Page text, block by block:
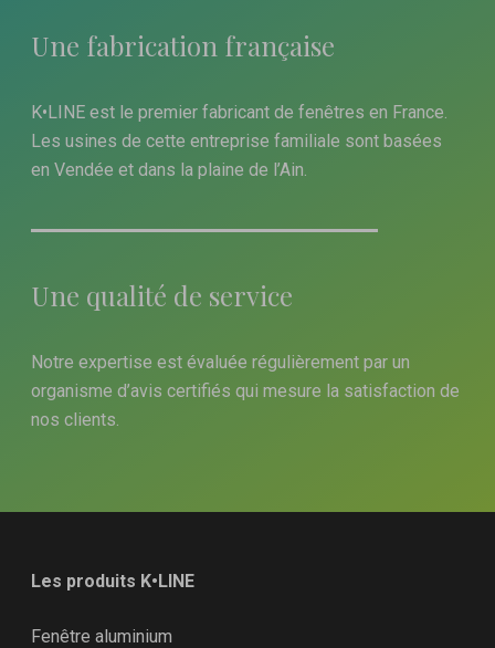
Une fabrication française
K•LINE est le premier fabricant de fenêtres en France.
Les usines de cette entreprise familiale sont basées
en Vendée et dans la plaine de l’Ain.
Une qualité de service
Notre expertise est évaluée régulièrement par un
organisme d’avis certifiés qui mesure la satisfaction de
nos clients.
Les produits K•LINE
Fenêtre aluminium